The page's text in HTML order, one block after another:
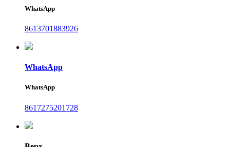
WhatsApp
8613701883926
WhatsApp
WhatsApp
8617275201728